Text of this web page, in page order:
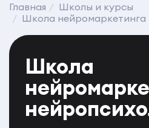
Главная
Школы и курсы
Школа
Школа